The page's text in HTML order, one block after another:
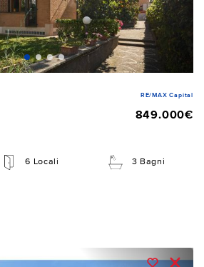
RE/MAX Capital
849.000€
6 Locali 3 Bagni